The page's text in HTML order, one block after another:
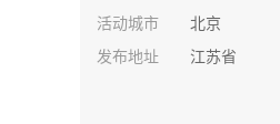
活动城市
北京
发布地址
江苏省